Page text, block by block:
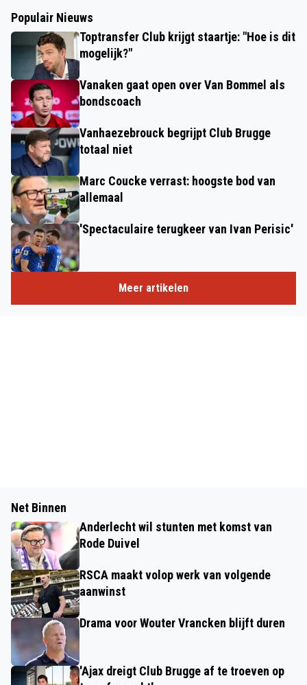
Populair Nieuws
Toptransfer Club krijgt staartje: "Hoe is dit
mogelijk?"
Vanaken gaat open over Van Bommel als
bondscoach
Vanhaezebrouck begrijpt Club Brugge
totaal niet
Marc Coucke verrast: hoogste bod van
allemaal
'Spectaculaire terugkeer van Ivan Perisic'
Meer artikelen
Net Binnen
Anderlecht wil stunten met komst van
Rode Duivel
RSCA maakt volop werk van volgende
aanwinst
Drama voor Wouter Vrancken blijft duren
'Ajax dreigt Club Brugge af te troeven op